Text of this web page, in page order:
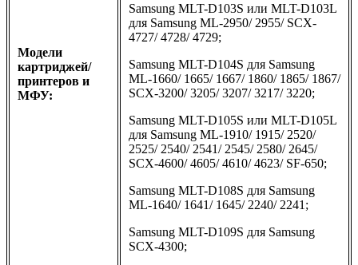
Модели
картриджей/
принтеров и
МФУ:
Samsung MLT-D103S или MLT-D103L
для Samsung ML-2950/ 2955/ SCX-
4727/ 4728/ 4729;
Samsung MLT-D104S для Samsung
ML-1660/ 1665/ 1667/ 1860/ 1865/ 1867/
SCX-3200/ 3205/ 3207/ 3217/ 3220;
Samsung MLT-D105S или MLT-D105L
для Samsung ML-1910/ 1915/ 2520/
2525/ 2540/ 2541/ 2545/ 2580/ 2645/
SCX-4600/ 4605/ 4610/ 4623/ SF-650;
Samsung MLT-D108S для Samsung
ML-1640/ 1641/ 1645/ 2240/ 2241;
Samsung MLT-D109S для Samsung
SCX-4300;